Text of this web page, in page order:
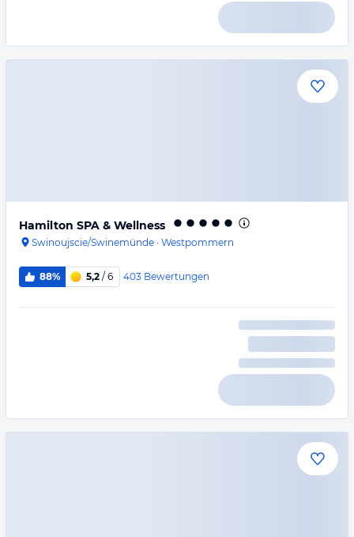
Hamilton SPA & Wellness
Swinoujscie/Swinemünde · Westpommern
88% 5,2 / 6 403 Bewertungen